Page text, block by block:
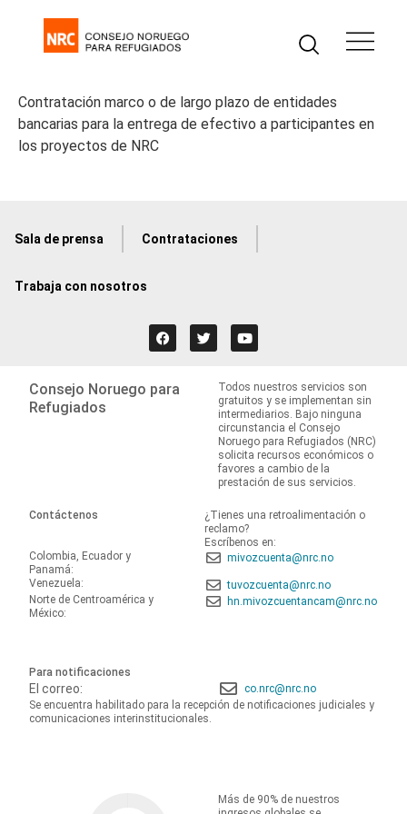
Contratación marco o de largo plazo de entidades
bancarias para la entrega de efectivo a participantes en
los proyectos de NRC
Sala de prensa Contrataciones
Trabaja con nosotros
Consejo Noruego para
Refugiados
Todos nuestros servicios son
gratuitos y se implementan sin
intermediarios. Bajo ninguna
circunstancia el Consejo
Noruego para Refugiados (NRC)
solicita recursos económicos o
favores a cambio de la
prestación de sus servicios.
Contáctenos
¿Tienes una retroalimentación o
reclamo?
Escríbenos en:
Colombia, Ecuador y
Panamá:
mivozcuenta@nrc.no
Venezuela:
tuvozcuenta@nrc.no
Norte de Centroamérica y
México:
hn.mivozcuentancam@nrc.no
Para notificaciones
El correo:
co.nrc@nrc.no
Se encuentra habilitado para la recepción de notificaciones judiciales y
comunicaciones interinstitucionales.
Más de 90% de nuestros